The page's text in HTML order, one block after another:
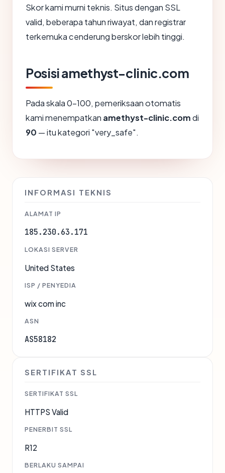
Skor kami murni teknis. Situs dengan SSL
valid, beberapa tahun riwayat, dan registrar
terkemuka cenderung berskor lebih tinggi.
Posisi amethyst-clinic.com
Pada skala 0-100, pemeriksaan otomatis
kami menempatkan amethyst-clinic.comdi
90 — itu kategori "very_safe".
INFORMASI TEKNIS
ALAMAT IP
185.230.63.171
LOKASI SERVER
United States
ISP / PENYEDIA
wix com inc
ASN
AS58182
SERTIFIKAT SSL
SERTIFIKAT SSL
HTTPS Valid
PENERBIT SSL
R12
BERLAKU SAMPAI